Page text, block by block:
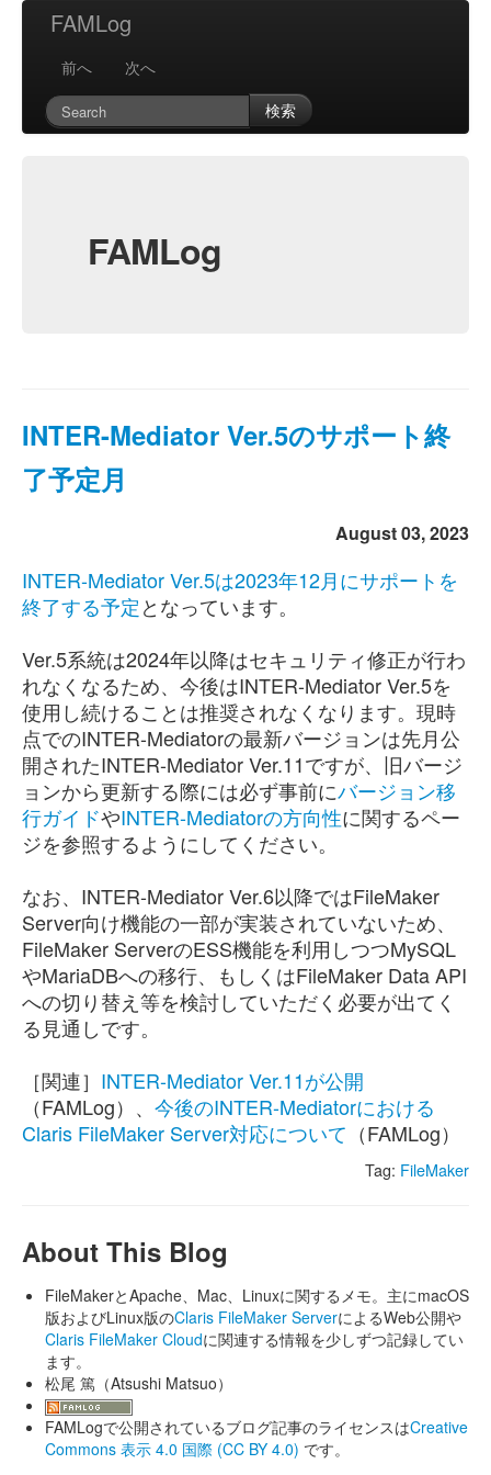
FAMLog
前へ
次へ
検索
FAMLog
INTER-Mediator Ver.5のサポート終
了予定月
August 03, 2023
INTER-Mediator Ver.5は2023年12月にサポートを
終了する予定となっています。
Ver.5系統は2024年以降はセキュリティ修正が行わ
れなくなるため、今後はINTER-Mediator Ver.5を
使用し続けることは推奨されなくなります。現時
点でのINTER-Mediatorの最新バージョンは先月公
開されたINTER-Mediator Ver.11ですが、旧バージ
ョンから更新する際には必ず事前にバージョン移
行ガイドやINTER-Mediatorの方向性に関するペー
ジを参照するようにしてください。
なお、INTER-Mediator Ver.6以降ではFileMaker
Server向け機能の一部が実装されていないため、
FileMaker ServerのESS機能を利用しつつMySQL
やMariaDBへの移行、もしくはFileMaker Data API
への切り替え等を検討していただく必要が出てく
る見通しです。
［関連］ INTER-Mediator Ver.11が公開
（FAMLog）、 今後のINTER-Mediatorにおける
Claris FileMaker Server対応について （FAMLog）
Tag: FileMaker
About This Blog
FileMakerとApache、Mac、Linuxに関するメモ。主にmacOS
版およびLinux版のClaris FileMaker ServerによるWeb公開や
Claris FileMaker Cloudに関連する情報を少しずつ記録してい
ます。
松尾 篤（Atsushi Matsuo）
FAMLogで公開されているブログ記事のライセンスはCreative
Commons 表示 4.0 国際 (CC BY 4.0) です。